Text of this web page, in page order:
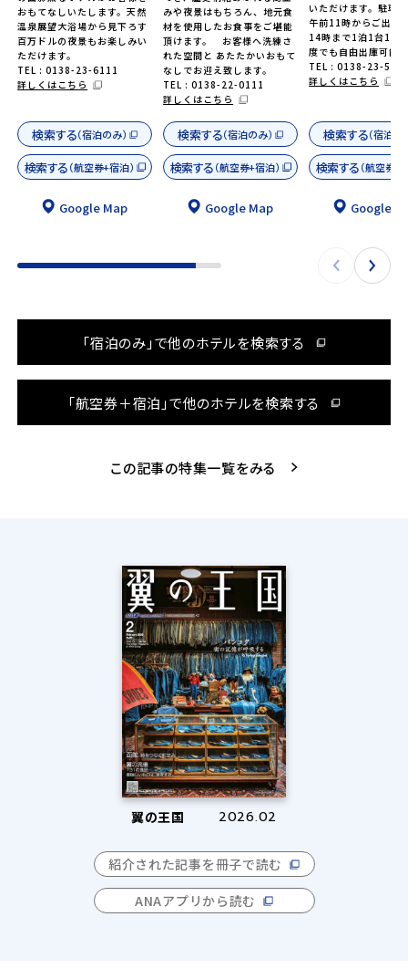
おもてなしいたします。天然
温泉展望大浴場から見下ろす
百万ドルの夜景もお楽しみい
ただけます。
TEL : 0138-23-6111
詳しくはこちら
検索する（宿泊のみ）
検索する（航空券+宿泊）
Google Map
みや夜景はもちろん、地元食
材を使用したお食事をご堪能
頂けます。 お客様へ洗練さ
れた空間と あたたかいおもて
なしでお迎え致します。
TEL : 0138-22-0111
詳しくはこちら
検索する（宿泊のみ）
検索する（航空券+宿泊）
Google Map
いただけます。駐車
午前11時からご出発
14時まで1泊1台
度でも自由出庫可能
TEL : 0138-23-
詳しくはこちら
検索する（宿泊の
検索する（航空券+
Google
「宿泊のみ」で他のホテルを検索する
「航空券＋宿泊」で他のホテルを検索する
この記事の特集一覧をみる
翼の王国 2026.02
紹介された記事を冊子で読む
ANAアプリから読む